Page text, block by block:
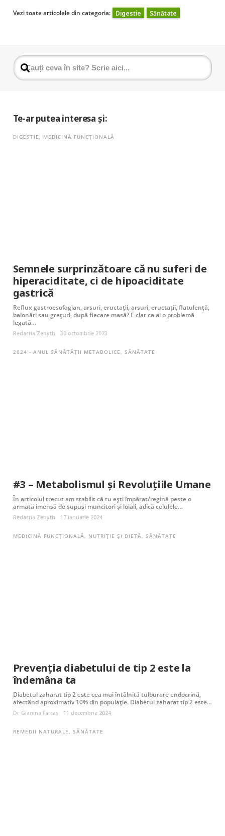
Vezi toate articolele din categoria: Digestie Sănătate
Te-ar putea interesa și:
DIGESTIE, MEDICINĂ FUNCȚIONALĂ
Semnele surprinzătoare că nu suferi de
hiperaciditate, ci de hipoaciditate
gastrică
Reflux gastroesofagian, arsuri, eructații, arsuri, eructații, flatulență,
balonări sau grețuri, după fiecare masă? E clar ca ai o problemă
legată…
Redacția Zenyth 30 octombrie 2023
2024 - ANUL SĂNĂTĂȚII METABOLICE,SĂNĂTATE
#3 – Metabolismul și Revoluțiile Umane
În articolul trecut am stabilit că tu ești împărat/regină peste o
armată imensă de supuși muncitori și loiali, adică celulele…
Redacția Zenyth 17 ianuarie 2024
MEDICINĂ FUNCȚIONALĂ NUTRIȚIE ȘI DIETĂ ,SĂNĂTATE
Prevenția diabetului de tip 2 este la
îndemâna ta
Diabetul zaharat tip 2 este cea mai întâlnită tulburare endocrină,
afectând aproximativ 10% din populație. Diabetul zaharat tip 2 este…
Dr. Gianina Farcaș 11 decembrie 2024
REMEDII NATURALE, SĂNĂTATE